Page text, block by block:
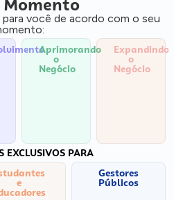
Momento
você de acordo com o seu
Aprimorando
o
Negócio
Expandindo
o
Negócio
EXCLUSIVOS PARA
e
Gestores
Públicos